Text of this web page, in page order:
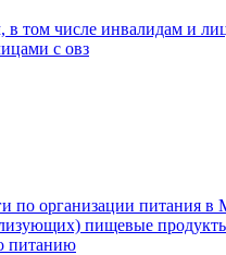
том числе инвалидам и
с овз
по организации питания
пищевые
питанию